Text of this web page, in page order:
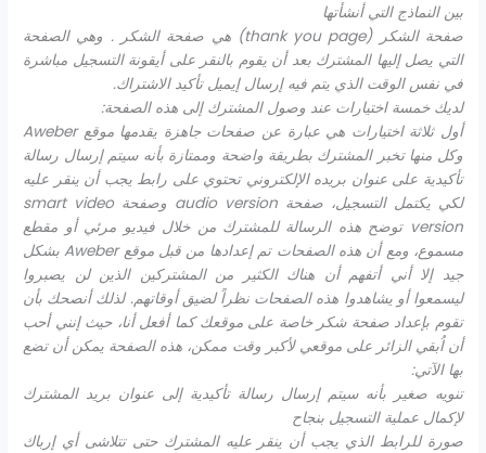
بين النماذج التي أنشأتها
صفحة الشكر (thank you page) هي صفحة الشكر . وهي الصفحة
التي يصل إليها المشترك بعد أن يقوم بالنقر على أيقونة التسجيل مباشرة
في نفس الوقت الذي يتم فيه إرسال إيميل تأكيد الاشتراك.
لديك خمسة اختيارات عند وصول المشترك إلى هذه الصفحة:
أول ثلاثة اختيارات هي عبارة عن صفحات جاهزة يقدمها موقعAweber
وكل منها تخبر المشترك بطريقة واضحة وممتازة بأنه سيتم إرسال رسالة
تأكيدية على عنوان بريده الإلكتروني تحتوي على رابط يجب أن ينقر عليه
لكي يكتمل التسجيل، صفحة audio version وصفحةsmart video
version توضح هذه الرسالة للمشترك من خلال فيديو مرئي أو مقطع
مسموع، ومع أن هذه الصفحات تم إعدادها من قبل موقعAweberبشكل
جيد إلا أني أتفهم أن هناك الكثير من المشتركين الذين لن يصبروا
ليسمعوا أو يشاهدوا هذه الصفحات نظراً لضيق أوقاتهم. لذلك أنصحك بأن
تقوم بإعداد صفحة شكر خاصة على موقعك كما أفعل أنا، حيث إنني أحب
أن اُبقي الزائر على موقعي لأكبر وقت ممكن، هذه الصفحة يمكن أن تضع
بها الآتي:
تنويه صغير بأنه سيتم إرسال رسالة تأكيدية إلى عنوان بريد المشترك
لإكمال عملية التسجيل بنجاح
صورة للرابط الذي يجب أن ينقر عليه المشترك حتى تتلاشى أي إرباك